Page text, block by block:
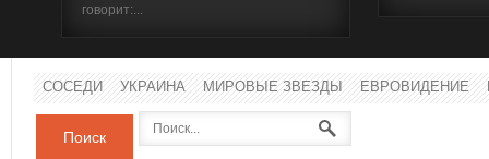
говорит:...
СОСЕДИ УКРАИНА МИРОВЫЕ ЗВЕЗДЫ ЕВРОВИДЕНИЕ
Поиск